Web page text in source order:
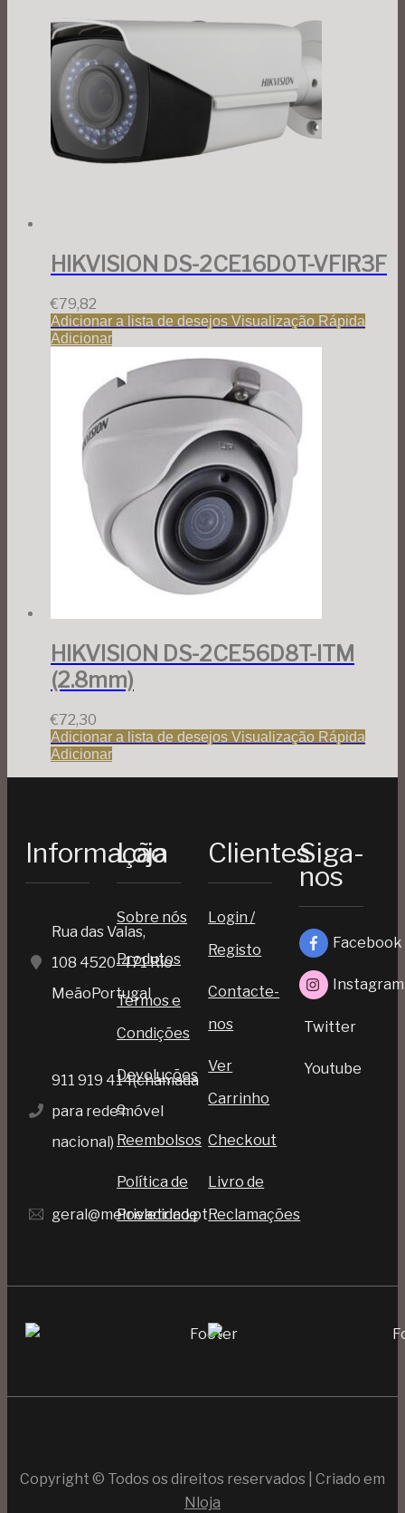
HIKVISION DS-2CE16D0T-VFIR3F
€79,82
Adicionar a lista de desejos Visualização Rápida
Adicionar
HIKVISION DS-2CE56D8T-ITM
(2.8mm)
€72,30
Adicionar a lista de desejos Visualização Rápida
Adicionar
Informação
Rua das Valas,
108 4520-471 Rio
MeãoPortugal
911 919 414(chamada
para rede móvel
nacional)
geral@meioeletrico.pt
Loja
Sobre nós
Produtos
Termos e
Condições
Devoluções
e
Reembolsos
Política de
Privacidade
Clientes
Login /
Registo
Contacte-
nos
Ver
Carrinho
Checkout
Livro de
Reclamações
Siga-
nos
Facebook
Instagram
Twitter
Youtube
Copyright © Todos os direitos reservados | Criado em
Nloja